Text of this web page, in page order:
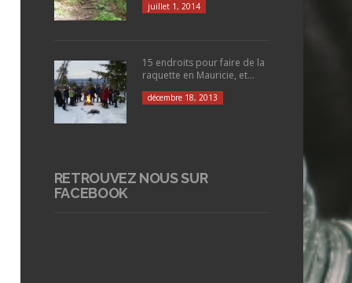
juillet 1, 2014
15 endroits pour faire de la
raquette en Mauricie, et...
décembre 18, 2013
RETROUVEZ NOUS SUR
FACEBOOK